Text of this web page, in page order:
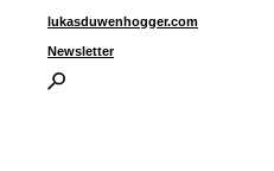
lukasduwenhogger.com
Newsletter